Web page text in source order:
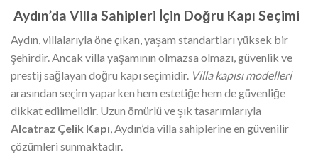
Aydın’da Villa Sahipleri İçin Doğru Kapı Seçimi
Aydın, villalarıyla öne çıkan, yaşam standartları yüksek bir
şehirdir. Ancak villa yaşamının olmazsa olmazı, güvenlik ve
prestij sağlayan doğru kapı seçimidir. Villa kapısı modelleri
arasından seçim yaparken hem estetiğe hem de güvenliğe
dikkat edilmelidir. Uzun ömürlü ve şık tasarımlarıyla
Alcatraz Çelik Kapı, Aydın’da villa sahiplerine en güvenilir
çözümleri sunmaktadır.